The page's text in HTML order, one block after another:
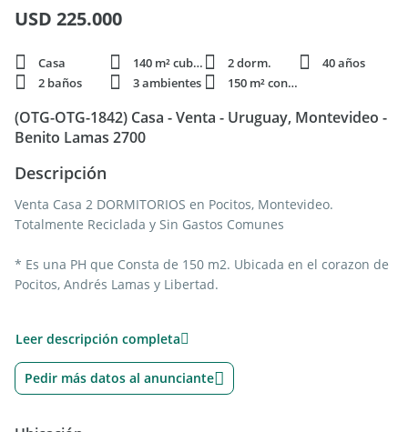
USD 225.000
Casa 140 m² cubie. 2 dorm.
40 años
2 baños
3 ambientes 150 m² constr.
(OTG-OTG-1842) Casa - Venta - Uruguay, Montevideo -
Benito Lamas 2700
Descripción
Venta Casa 2 DORMITORIOS en Pocitos, Montevideo.
Totalmente Reciclada y Sin Gastos Comunes
* Es una PH que Consta de 150 m2. Ubicada en el corazon de
Pocitos, Andrés Lamas y Libertad.
* 2 comodos dormitorios uno en suite.
Leer descripción completa
Pedir más datos al anunciante